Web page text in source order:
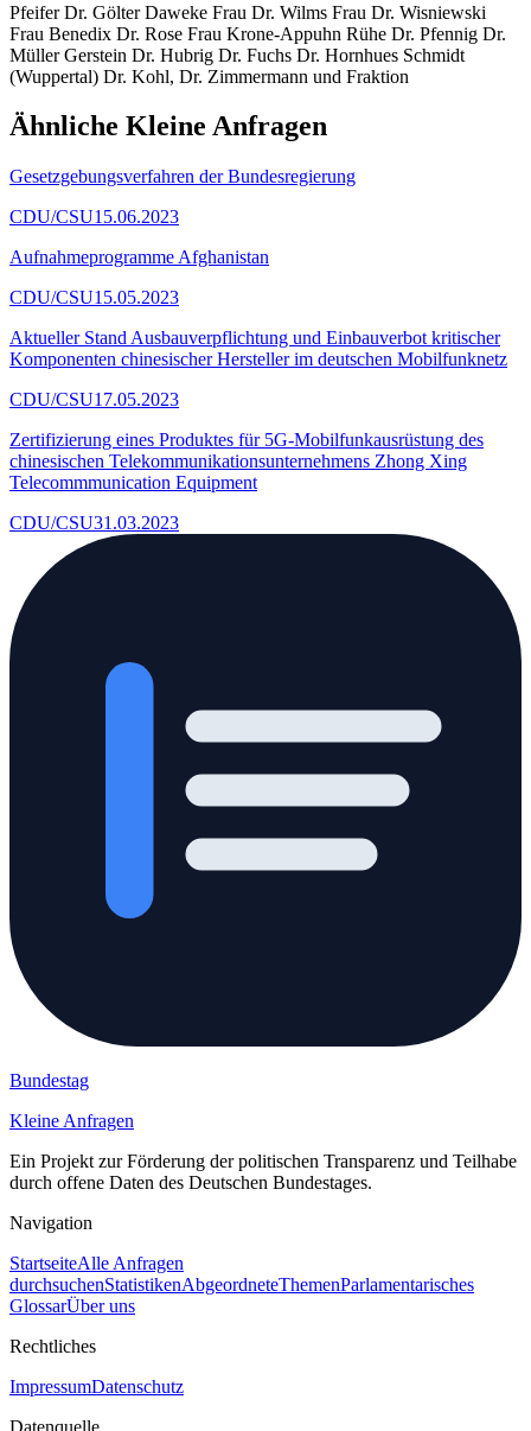
Pfeifer Dr. Gölter Daweke Frau Dr. Wilms Frau Dr. Wisniewski
Frau Benedix Dr. Rose Frau Krone-Appuhn Rühe Dr. Pfennig Dr.
Müller Gerstein Dr. Hubrig Dr. Fuchs Dr. Hornhues Schmidt
(Wuppertal) Dr. Kohl, Dr. Zimmermann und Fraktion
Ähnliche Kleine Anfragen
Gesetzgebungsverfahren der Bundesregierung
CDU/CSU15.06.2023
Aufnahmeprogramme Afghanistan
CDU/CSU15.05.2023
Aktueller Stand Ausbauverpflichtung und Einbauverbot kritischer
Komponenten chinesischer Hersteller im deutschen Mobilfunknetz
CDU/CSU17.05.2023
Zertifizierung eines Produktes für 5G-Mobilfunkausrüstung des
chinesischen Telekommunikationsunternehmens Zhong Xing
Telecommmunication Equipment
CDU/CSU31.03.2023
Bundestag
Kleine Anfragen
Ein Projekt zur Förderung der politischen Transparenz und Teilhabe
durch offene Daten des Deutschen Bundestages.
Navigation
StartseiteAlle Anfragen
durchsuchenStatistikenAbgeordneteThemenParlamentarisches
GlossarÜber uns
Rechtliches
ImpressumDatenschutz